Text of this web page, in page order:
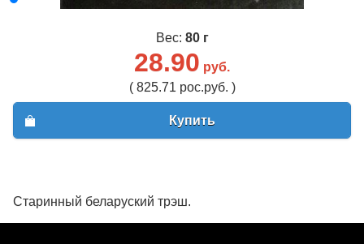
Вес: 80 г
28.90 руб.
( 825.71 рос.руб. )
Купить
Старинный беларуский трэш.